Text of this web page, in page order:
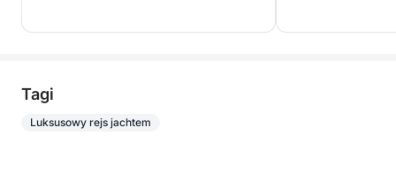
Tagi
Luksusowy rejs jachtem